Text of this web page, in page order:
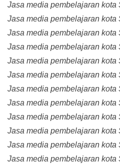
Jasa media pembelajaran kota
Jasa media pembelajaran kota
Jasa media pembelajaran kota
Jasa media pembelajaran kota
Jasa media pembelajaran kota
Jasa media pembelajaran kota
Jasa media pembelajaran kota
Jasa media pembelajaran kota
Jasa media pembelajaran kota
Jasa media pembelajaran kota
Jasa media pembelajaran kota
Jasa media pembelajaran kota